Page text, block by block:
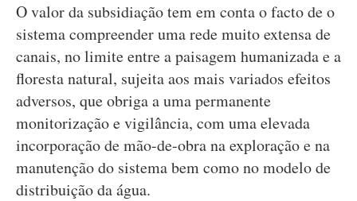
O valor da subsidiação tem em conta o facto de o
sistema compreender uma rede muito extensa de
canais, no limite entre a paisagem humanizada e a
floresta natural, sujeita aos mais variados efeitos
adversos, que obriga a uma permanente
monitorização e vigilância, com uma elevada
incorporação de mão-de-obra na exploração e na
manutenção do sistema bem como no modelo de
distribuição da água.